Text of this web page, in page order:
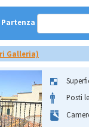
Partenza
Galleria)
Posti